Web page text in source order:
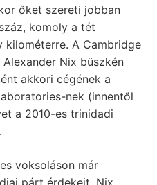
őket szereti jobban
komoly a tét
kilométerre. A Cambridge
Nix büszkén
akkori cégének a
nek (innentől
a 2010-es trinidadi
voksoláson már
párt érdekeit. Nix